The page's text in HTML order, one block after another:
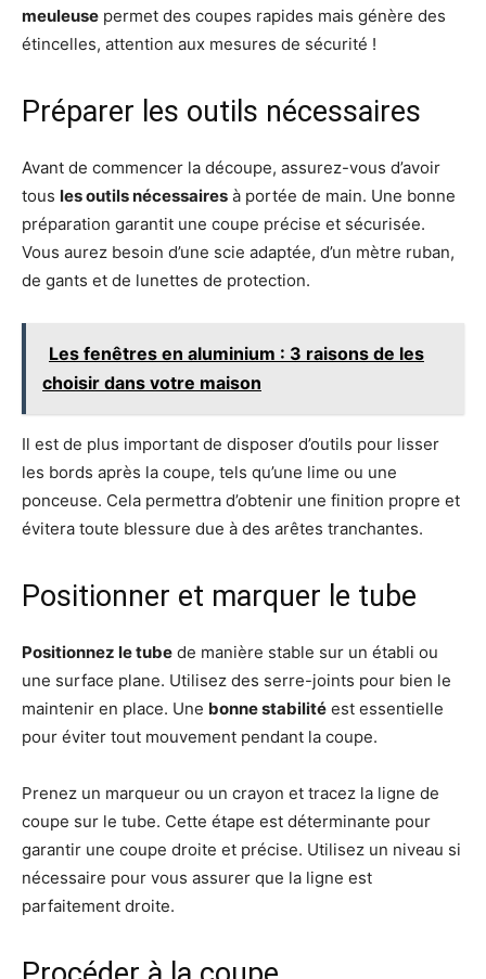
meuleuse permet des coupes rapides mais génère des
étincelles, attention aux mesures de sécurité !
Préparer les outils nécessaires
Avant de commencer la découpe, assurez-vous d’avoir
tous les outils nécessaires à portée de main. Une bonne
préparation garantit une coupe précise et sécurisée.
Vous aurez besoin d’une scie adaptée, d’un mètre ruban,
de gants et de lunettes de protection.
Les fenêtres en aluminium : 3 raisons de les
choisir dans votre maison
Il est de plus important de disposer d’outils pour lisser
les bords après la coupe, tels qu’une lime ou une
ponceuse. Cela permettra d’obtenir une finition propre et
évitera toute blessure due à des arêtes tranchantes.
Positionner et marquer le tube
Positionnez le tube de manière stable sur un établi ou
une surface plane. Utilisez des serre-joints pour bien le
maintenir en place. Une bonne stabilité est essentielle
pour éviter tout mouvement pendant la coupe.
Prenez un marqueur ou un crayon et tracez la ligne de
coupe sur le tube. Cette étape est déterminante pour
garantir une coupe droite et précise. Utilisez un niveau si
nécessaire pour vous assurer que la ligne est
parfaitement droite.